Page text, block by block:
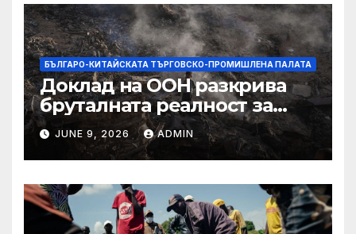
БЪЛГАРО-КИТАЙСКАТА ТЪРГОВСКО-ПРОМИШЛЕНА ПАЛАТА
Доклад на ООН разкрива
бруталната реалност за
палестинците в Газа,
Западния бряг
JUNE 9, 2026 ADMIN